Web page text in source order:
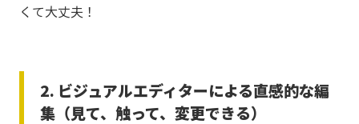
くて大丈夫！
2. ビジュアルエディターによる直感的な編
集（見て、触って、変更できる）